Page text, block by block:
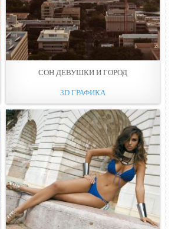
СОН ДЕВУШКИ И ГОРОД
3D ГРАФИКА